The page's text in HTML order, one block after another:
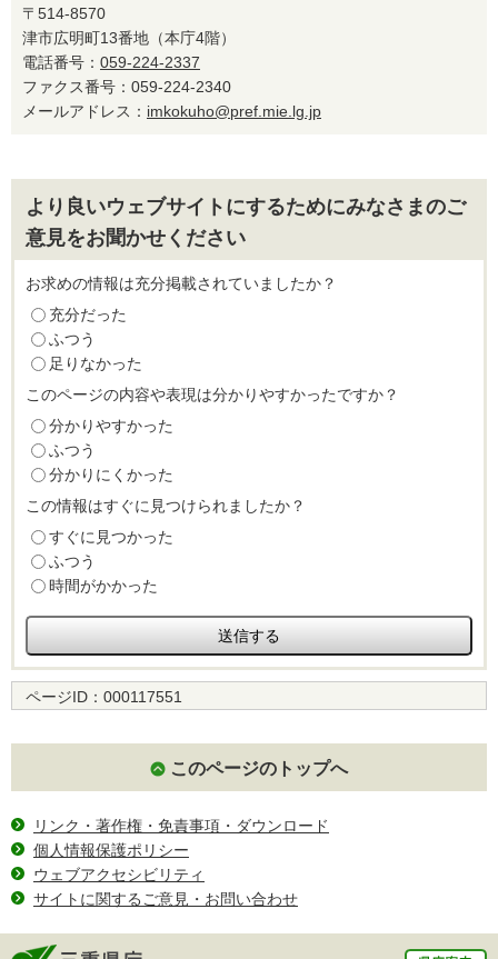
〒514-8570
津市広明町13番地（本庁4階）
電話番号： 059-224-2337
ファクス番号：059-224-2340
メールアドレス： imkokuho@pref.mie.lg.jp
より良いウェブサイトにするためにみなさまのご
意見をお聞かせください
お求めの情報は充分掲載されていましたか？
充分だった
ふつう
足りなかった
このページの内容や表現は分かりやすかったですか？
分かりやすかった
ふつう
分かりにくかった
この情報はすぐに見つけられましたか？
すぐに見つかった
ふつう
時間がかかった
ページID： 000117551
このページのトップへ
リンク・著作権・免責事項・ダウンロード
個人情報保護ポリシー
ウェブアクセシビリティ
サイトに関するご意見・お問い合わせ